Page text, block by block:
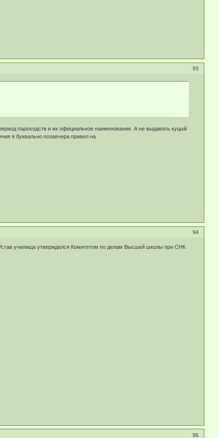
93
пароходств и их официальное наименование. А не выдавать куцый
я буквально позавчера привел на
94
училища утверждался Комитетом по делам Высшей школы при СНК
95